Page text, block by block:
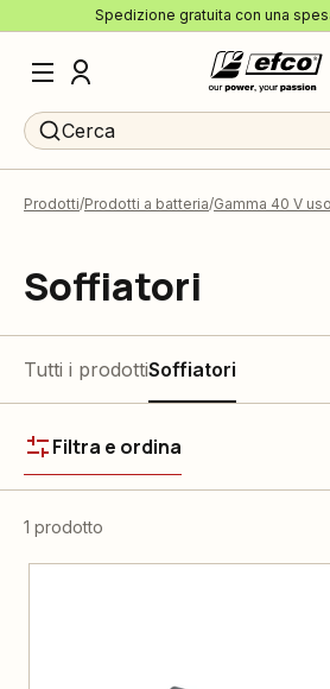
Spedizione gratuita con una
Cerca
Prodotti Prodotti a batteria Gamma 40 V
Soffiatori
Tutti i prodottiSoffiatori
Filtra e ordina
1 prodotto